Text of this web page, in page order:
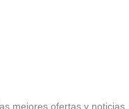
mejores ofertas y noticias